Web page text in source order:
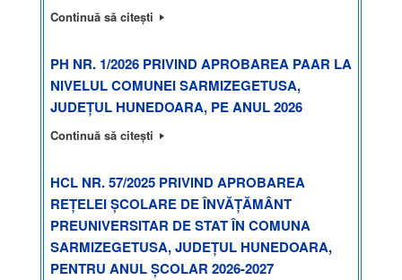
Continuă să citești
PH NR. 1/2026 PRIVIND APROBAREA PAAR LA
NIVELUL COMUNEI SARMIZEGETUSA,
JUDEȚUL HUNEDOARA, PE ANUL 2026
Continuă să citești
HCL NR. 57/2025 PRIVIND APROBAREA
REȚELEI ȘCOLARE DE ÎNVĂȚĂMÂNT
PREUNIVERSITAR DE STAT ÎN COMUNA
SARMIZEGETUSA, JUDEȚUL HUNEDOARA,
PENTRU ANUL ȘCOLAR 2026-2027